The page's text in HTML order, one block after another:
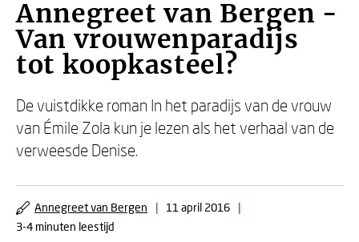
Annegreet van Bergen -
Van vrouwenparadijs
tot koopkasteel?
De vuistdikke roman In het paradijs van de vrouw
van Émile Zola kun je lezen als het verhaal van de
verweesde Denise.
Annegreet van Bergen | 11 april 2016
|
3-4 minuten leestijd